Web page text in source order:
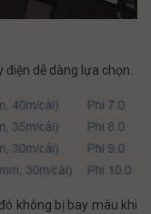
dễ dàng lựa chọn.
không bị bay màu khi